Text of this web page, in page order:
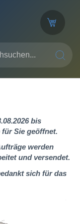
SUCHE
bis
für Sie geöffnet.
werden
und versendet.
sich für das